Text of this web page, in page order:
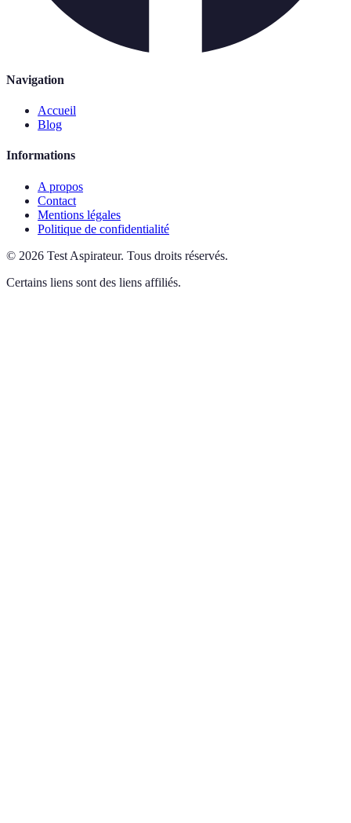
Navigation
Accueil
Blog
Informations
A propos
Contact
Mentions légales
Politique de confidentialité
© 2026 Test Aspirateur. Tous droits réservés.
Certains liens sont des liens affiliés.